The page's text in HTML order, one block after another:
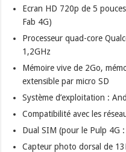
Ecran HD 720p de 5
Fab 4G)
Processeur quad-core
1,2GHz
Mémoire vive de 2Go,
extensible par micro SD
Système d’exploitation :
Compatibilité avec les
Dual SIM (pour le Pulp 4G
Capteur photo dorsal de